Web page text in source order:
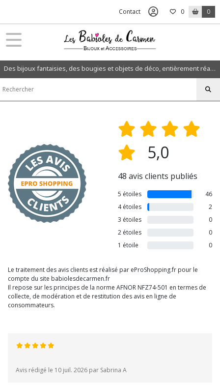
Contact 0 0
Des bijoux fantaisies, des bougies et objets de déco, entièrement réalisés à la main dans mon atelier en Normandie.
5,0
48 avis clients publiés
5 étoiles
46
4 étoiles
2
3 étoiles
0
2 étoiles
0
1 étoile
0
Le traitement des avis clients est réalisé par eProShopping.fr pour le
compte du site babiolesdecarmen.fr
Il repose sur les principes de la norme AFNOR NFZ74-501 en termes de
collecte, de modération et de restitution des avis en ligne de
consommateurs.
Avis rédigé le 10 juil. 2026 par Sabrina A